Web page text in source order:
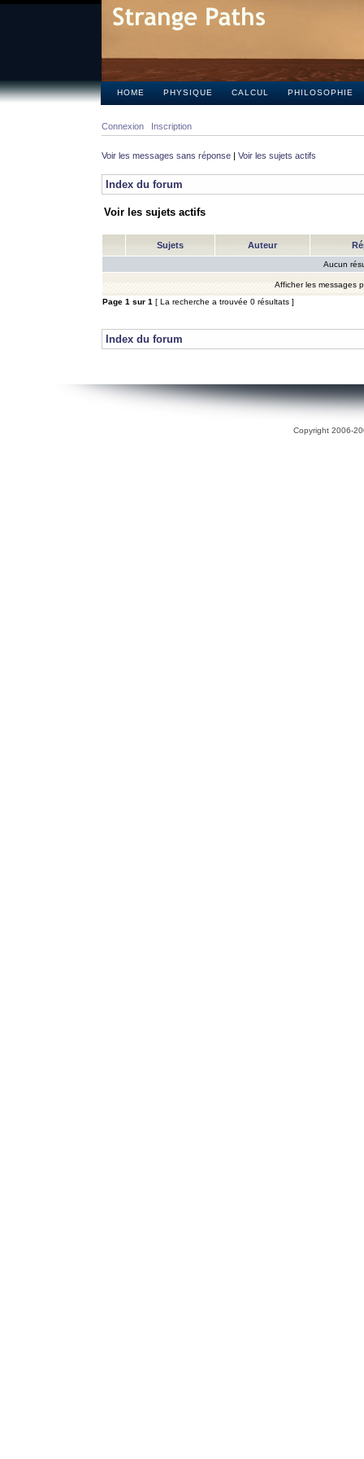
HOME PHYSIQUE CALCUL PHILOSOPHIE
Connexion Inscription
Voir les messages sans réponse | Voir les sujets actifs
Index du forum
Voir les sujets actifs
Sujets Auteur
Aucun
Afficher les messages
Page 1 sur 1 [ La recherche a trouvée 0 résultats ]
Index du forum
Copyright 2006-